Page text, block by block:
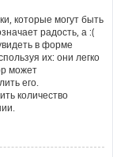
которые могут быть
радость, а :(
в форме
их: они легко
может
его.
количество